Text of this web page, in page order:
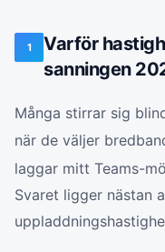
1
Varför
sanningen
Många stirrar sig
när de väljer
laggar mitt Teams-
Svaret ligger nästan